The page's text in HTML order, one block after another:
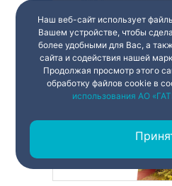
Наш веб-сайт использует
Вашем устройстве, чтобы
более удобными для Вас, а
сайта и содействия нашей
Продолжая просмотр этого
обработку файлов cookie в
использования АО